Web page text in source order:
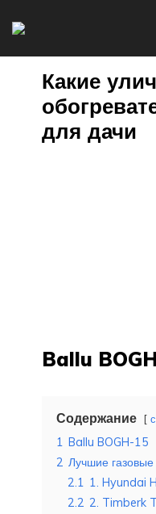
Какие
для дачи
Ballu
Содержание
1 Ballu BOGH-15
2 Лучшие
2.1 1. Hyundai
2.2 2. Timberk